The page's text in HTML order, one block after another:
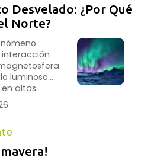
Desvelado: ¿Por Qué
Norte?
luminoso
altas